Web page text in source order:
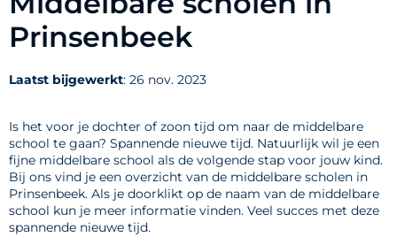
Prinsenbeek
Laatst bijgewerkt: 26 nov. 2023
Is het voor je dochter of zoon tijd om naar de middelbare
school te gaan? Spannende nieuwe tijd. Natuurlijk wil je een
fijne middelbare school als de volgende stap voor jouw kind.
Bij ons vind je een overzicht van de middelbare scholen in
Prinsenbeek. Als je doorklikt op de naam van de middelbare
school kun je meer informatie vinden. Veel succes met deze
spannende nieuwe tijd.